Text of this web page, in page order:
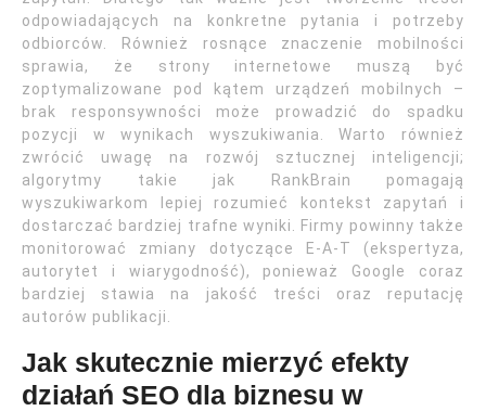
odpowiadających na konkretne pytania i potrzeby
odbiorców. Również rosnące znaczenie mobilności
sprawia, że strony internetowe muszą być
zoptymalizowane pod kątem urządzeń mobilnych –
brak responsywności może prowadzić do spadku
pozycji w wynikach wyszukiwania. Warto również
zwrócić uwagę na rozwój sztucznej inteligencji;
algorytmy takie jak RankBrain pomagają
wyszukiwarkom lepiej rozumieć kontekst zapytań i
dostarczać bardziej trafne wyniki. Firmy powinny także
monitorować zmiany dotyczące E-A-T (ekspertyza,
autorytet i wiarygodność), ponieważ Google coraz
bardziej stawia na jakość treści oraz reputację
autorów publikacji.
Jak skutecznie mierzyć efekty
działań SEO dla biznesu w